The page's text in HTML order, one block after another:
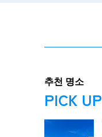
추천 명소
PICK UP